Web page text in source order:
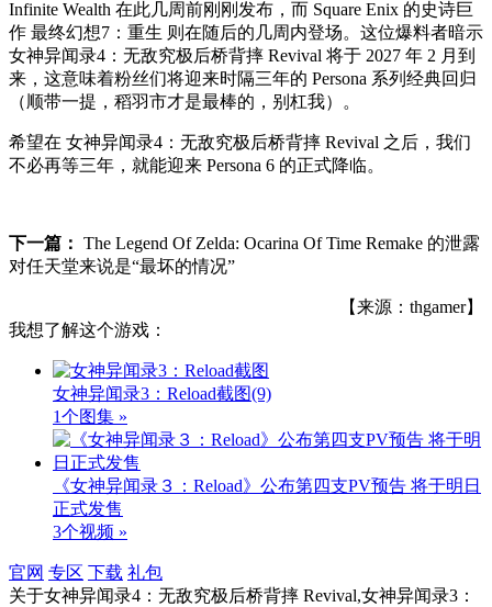
Infinite Wealth 在此几周前刚刚发布，而 Square Enix 的史诗巨
作 最终幻想7：重生 则在随后的几周内登场。这位爆料者暗示
女神异闻录4：无敌究极后桥背摔 Revival 将于 2027 年 2 月到
来，这意味着粉丝们将迎来时隔三年的 Persona 系列经典回归
（顺带一提，稻羽市才是最棒的，别杠我）。
希望在 女神异闻录4：无敌究极后桥背摔 Revival 之后，我们
不必再等三年，就能迎来 Persona 6 的正式降临。
下一篇： The Legend Of Zelda: Ocarina Of Time Remake 的泄露
对任天堂来说是“最坏的情况”
【来源：thgamer】
我想了解这个游戏：
女神异闻录3：Reload截图(9)
1个图集 »
《女神异闻录３：Reload》公布第四支PV预告 将于明日
正式发售
3个视频 »
官网 专区 下载 礼包
关于女神异闻录4：无敌究极后桥背摔 Revival,女神异闻录3：